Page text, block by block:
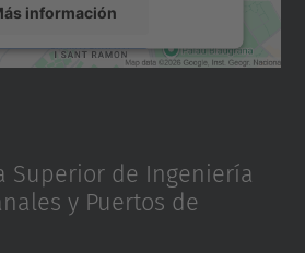
información
Aceptar
Superior de Ingeniería
y Puertos de